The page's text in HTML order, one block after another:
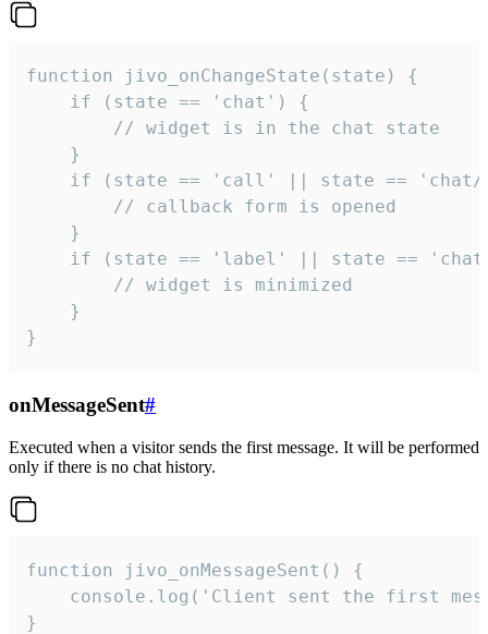
function jivo_onChangeState(state) {
    if (state == 'chat') {
        // widget is in the chat state
    }
if (state == 'call' || state ==
        // callback form is opened
    }
if (state == 'label' || state ==
        // widget is minimized
    }
}
onMessageSent#
Executed when a visitor sends the first message. It will be performed
only if there is no chat history.
function jivo_onMessageSent() {
console.log('Client sent the first
}